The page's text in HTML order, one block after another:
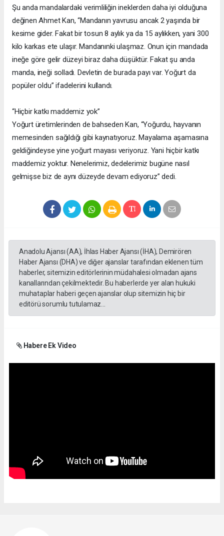
Şu anda mandalardaki verimliliğin ineklerden daha iyi olduğuna
değinen Ahmet Kan, “Mandanın yavrusu ancak 2 yaşında bir
kesime gider. Fakat bir tosun 8 aylık ya da 15 aylıkken, yani 300
kilo karkas ete ulaşır. Mandanınki ulaşmaz. Onun için mandada
ineğe göre gelir düzeyi biraz daha düşüktür. Fakat şu anda
manda, ineği solladı. Devletin de burada payı var. Yoğurt da
popüler oldu” ifadelerini kullandı.
“Hiçbir katkı maddemiz yok”
Yoğurt üretimlerinden de bahseden Kan, “Yoğurdu, hayvanın
memesinden sağıldığı gibi kaynatıyoruz. Mayalama aşamasına
geldiğindeyse yine yoğurt mayası veriyoruz. Yani hiçbir katkı
maddemiz yoktur. Nenelerimiz, dedelerimiz bugüne nasıl
gelmişse biz de aynı düzeyde devam ediyoruz” dedi.
Anadolu Ajansı (AA), İhlas Haber Ajansı (İHA), Demirören
Haber Ajansı (DHA) ve diğer ajanslar tarafından eklenen tüm
haberler, sitemizin editörlerinin müdahalesi olmadan ajans
kanallarından çekilmektedir. Bu haberlerde yer alan hukuki
muhataplar haberi geçen ajanslar olup sitemizin hiç bir
editörü sorumlu tutulamaz...
Habere Ek Video